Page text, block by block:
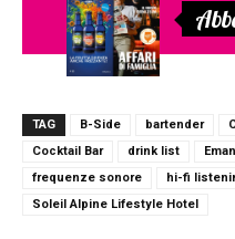
TAG B-Side bartender
Cocktail Bar
drink list
frequenze sonore
hi-fi
Soleil Alpine Lifestyle Hotel